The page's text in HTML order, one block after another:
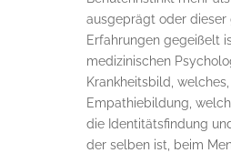
ausgeprägt oder
Erfahrungen gegeißelt
medizinischen
Krankheitsbild,
Empathiebildung,
die Identitätsfindung
der selben ist, beim